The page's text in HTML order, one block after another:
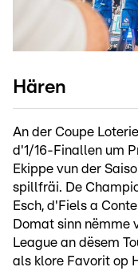
Hären
An der Coupe
d'1/16-Finallen um
Ekippe vun der
spillfräi. De
Esch, d'Fiels a
Domat sinn nëmme
League an dësem
als klore Favorit op